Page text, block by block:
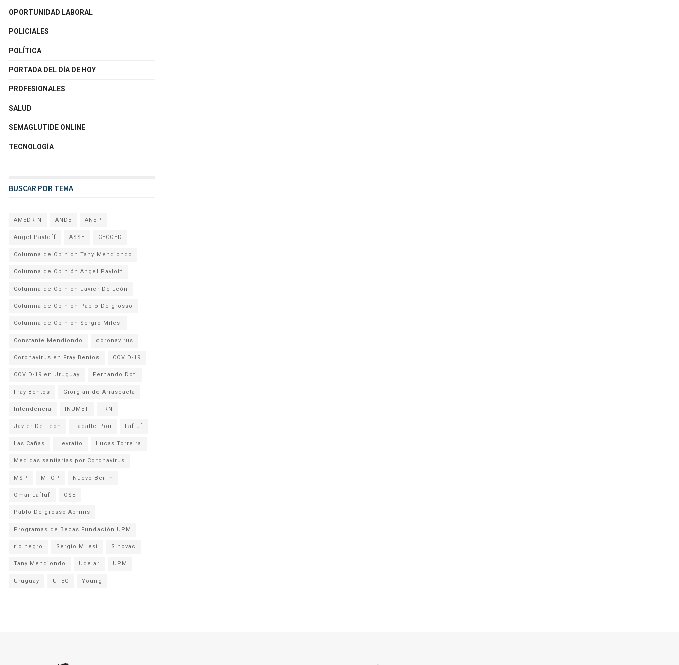
OPORTUNIDAD LABORAL
POLICIALES
POLÍTICA
PORTADA DEL DÍA DE HOY
PROFESIONALES
SALUD
SEMAGLUTIDE ONLINE
TECNOLOGÍA
BUSCAR POR TEMA
AMEDRIN ANDE ANEP
Angel Pavloff ASSE CECOED
Columna de Opinion Tany Mendiondo
Columna de Opinión Angel Pavloff
Columna de Opinión Javier De León
Columna de Opinión Pablo Delgrosso
Columna de Opinión Sergio Milesi
Constante Mendiondo coronavirus
Coronavirus en Fray Bentos COVID-19
COVID-19 en Uruguay Fernando Doti
Fray Bentos Giorgian de Arrascaeta
Intendencia INUMET IRN
Javier De León Lacalle Pou Lafluf
Las Cañas Levratto Lucas Torreira
Medidas sanitarias por Coronavirus
MSP MTOP Nuevo Berlin
Omar Lafluf OSE
Pablo Delgrosso Abrinis
Programas de Becas Fundación UPM
rio negro Sergio Milesi Sinovac
Tany Mendiondo Udelar UPM
Uruguay UTEC Young